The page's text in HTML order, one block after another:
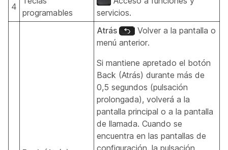
4
programables
servicios.
Atrás
Volver a la pantalla o
menú anterior.
Si mantiene apretado el botón
Back (Atrás) durante más de
0,5 segundos (pulsación
prolongada), volverá a la
pantalla principal o a la pantalla
de llamada. Cuando se
encuentra en las pantallas de
configuración, la pulsación